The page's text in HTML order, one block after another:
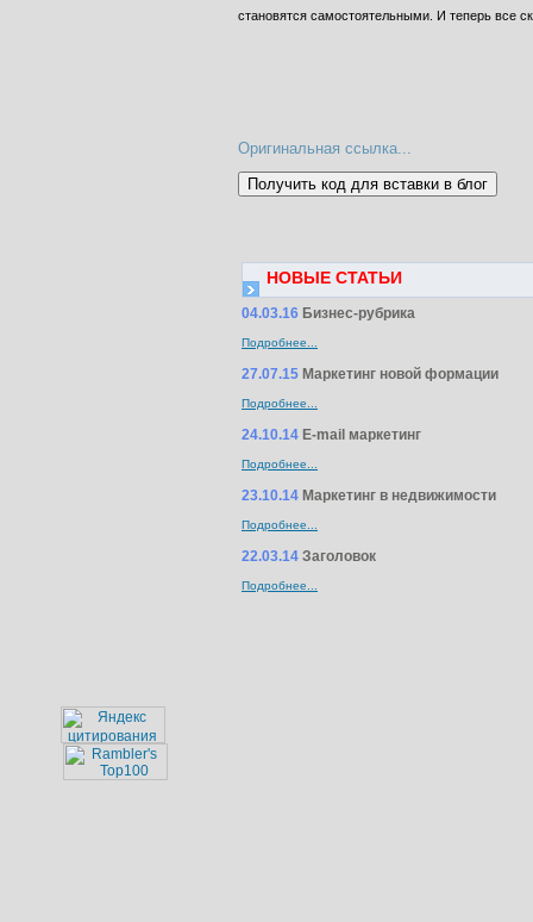
становятся самостоятельными. И теперь все
Оригинальная ссылка...
НОВЫЕ СТАТЬИ
04.03.16 Бизнес-рубрика
Подробнее...
27.07.15 Маркетинг новой формации
Подробнее...
24.10.14 E-mail маркетинг
Подробнее...
23.10.14 Маркетинг в недвижимости
Подробнее...
22.03.14 Заголовок
Подробнее...